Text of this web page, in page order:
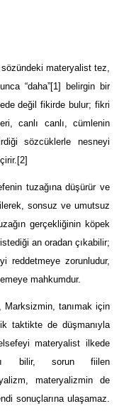
sözündeki materyalist tez,
“daha”[1]
belirgin bir
değil fikirde bulur; fikri
canlı canlı, cümlenin
sözcüklerle nesneyi
[2]
tuzağına düşürür ve
sonsuz ve umutsuz
gerçekliğinin köpek
an oradan çıkabilir;
reddetmeye zorunludur,
mahkumdur.
tanımak için
taktikte de düşmanıyla
materyalist ilkede
bilir, sorun fiilen
materyalizmin de
sonuçlarına ulaşamaz.